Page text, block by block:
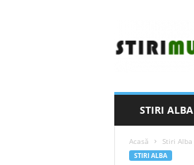
r
STIRI ALBA
Acasă Stiri Alba
STIRI ALBA